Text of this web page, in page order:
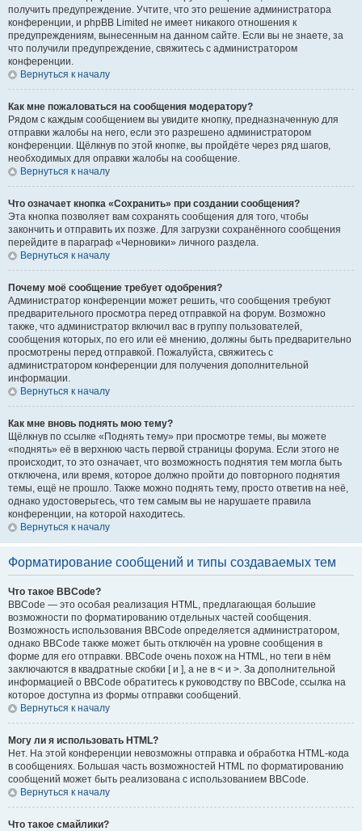
получить предупреждение. Учтите, что это решение администратора
конференции, и phpBB Limited не имеет никакого отношения к
предупреждениям, вынесенным на данном сайте. Если вы не знаете, за
что получили предупреждение, свяжитесь с администратором
конференции.
Вернуться к началу
Как мне пожаловаться на сообщения модератору?
Рядом с каждым сообщением вы увидите кнопку, предназначенную для
отправки жалобы на него, если это разрешено администратором
конференции. Щёлкнув по этой кнопке, вы пройдёте через ряд шагов,
необходимых для оправки жалобы на сообщение.
Вернуться к началу
Что означает кнопка «Сохранить» при создании сообщения?
Эта кнопка позволяет вам сохранять сообщения для того, чтобы
закончить и отправить их позже. Для загрузки сохранённого сообщения
перейдите в параграф «Черновики» личного раздела.
Вернуться к началу
Почему моё сообщение требует одобрения?
Администратор конференции может решить, что сообщения требуют
предварительного просмотра перед отправкой на форум. Возможно
также, что администратор включил вас в группу пользователей,
сообщения которых, по его или её мнению, должны быть предварительно
просмотрены перед отправкой. Пожалуйста, свяжитесь с
администратором конференции для получения дополнительной
информации.
Вернуться к началу
Как мне вновь поднять мою тему?
Щёлкнув по ссылке «Поднять тему» при просмотре темы, вы можете
«поднять» её в верхнюю часть первой страницы форума. Если этого не
происходит, то это означает, что возможность поднятия тем могла быть
отключена, или время, которое должно пройти до повторного поднятия
темы, ещё не прошло. Также можно поднять тему, просто ответив на неё,
однако удостоверьтесь, что тем самым вы не нарушаете правила
конференции, на которой находитесь.
Вернуться к началу
Форматирование сообщений и типы создаваемых тем
Что такое BBCode?
BBCode — это особая реализация HTML, предлагающая большие
возможности по форматированию отдельных частей сообщения.
Возможность использования BBCode определяется администратором,
однако BBCode также может быть отключён на уровне сообщения в
форме для его отправки. BBCode очень похож на HTML, но теги в нём
заключаются в квадратные скобки [ и ], а не в < и >. За дополнительной
информацией о BBCode обратитесь к руководству по BBCode, ссылка на
которое доступна из формы отправки сообщений.
Вернуться к началу
Могу ли я использовать HTML?
Нет. На этой конференции невозможны отправка и обработка HTML-кода
в сообщениях. Большая часть возможностей HTML по форматированию
сообщений может быть реализована с использованием BBCode.
Вернуться к началу
Что такое смайлики?